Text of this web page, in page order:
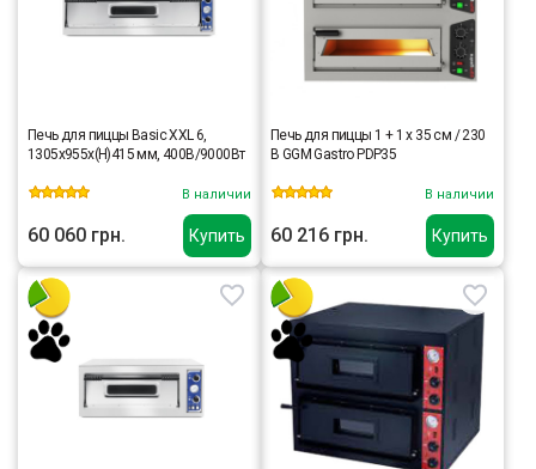
Купить
Печь для пиццы Basic XXL 6,
1305x955x(H)415 мм, 400В/9000Вт
В наличии
60 060 грн. Купить
Печь для пиццы 1 + 1 х 35 см / 230
В GGM Gastro PDP35
В наличии
60 216 грн.